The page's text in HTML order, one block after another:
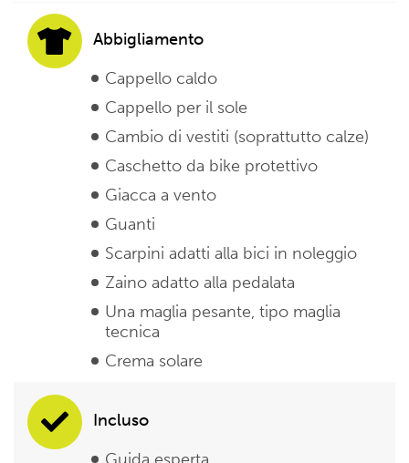
Abbigliamento
Cappello caldo
Cappello per il sole
Cambio di vestiti (soprattutto calze)
Caschetto da bike protettivo
Giacca a vento
Guanti
Scarpini adatti alla bici in noleggio
Zaino adatto alla pedalata
Una maglia pesante, tipo maglia
tecnica
Crema solare
Incluso